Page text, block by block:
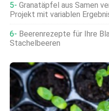
Granatäpfel aus Samen
Projekt mit variablen
Beerenrezepte für Ihre
Stachelbeeren